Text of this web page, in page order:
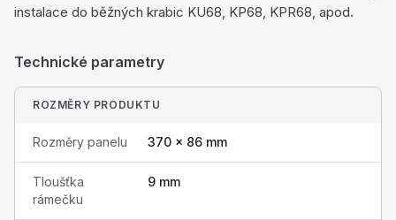
instalace do běžných krabic KU68, KP68, KPR68, apod.
Technické parametry
ROZMĚRY PRODUKTU
Rozměry panelu 370 × 86 mm
Tloušťka
rámečku
9 mm